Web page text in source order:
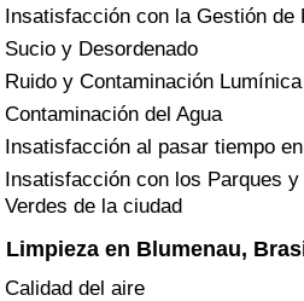
Insatisfacción con la Gestión de
Sucio y Desordenado
Ruido y Contaminación Lumínica
Contaminación del Agua
Insatisfacción al pasar tiempo
Insatisfacción con los Parques y
Verdes de la ciudad
Limpieza en Blumenau,
Calidad del aire
Calificación del Índice de
(Actual)
Índice de Criminalidad
Índice de criminalidad por país
Sanidad